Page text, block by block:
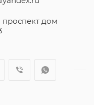
проспект дом